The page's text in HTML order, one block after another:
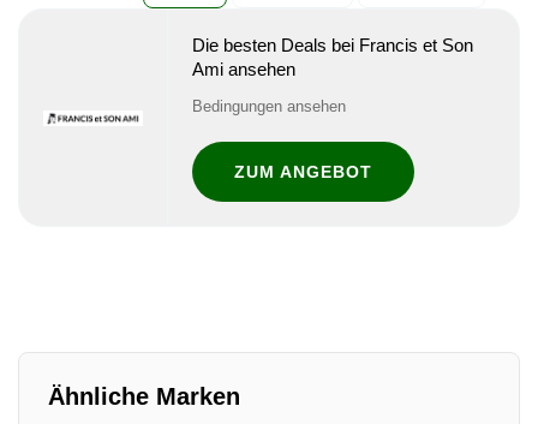
Die besten Deals bei Francis et Son
Ami ansehen
Bedingungen ansehen
ZUM ANGEBOT
Ähnliche Marken